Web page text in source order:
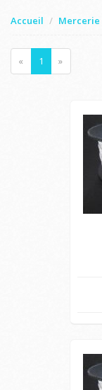
Accueil Mercerie
« 1 »